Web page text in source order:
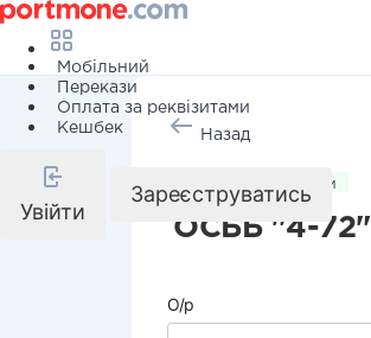
Мобільний
Перекази
Оплата за реквізитами
Кешбек
Увійти
Зареєструватись
Назад
Комунальні послуги
ОСББ "4-72"
О/р